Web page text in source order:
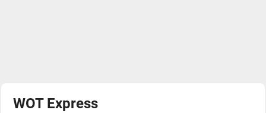
WOT Express